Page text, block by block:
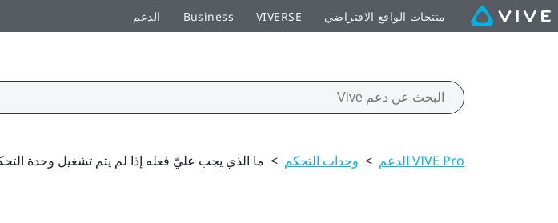
منتجات الواقع الافتراضي VIVERSE
Business الدعم
VIVE Pro الدعم > وحدات التحكم > ما الذي يجب عليّ فعله إذا لم يتم تشغيل وحدة